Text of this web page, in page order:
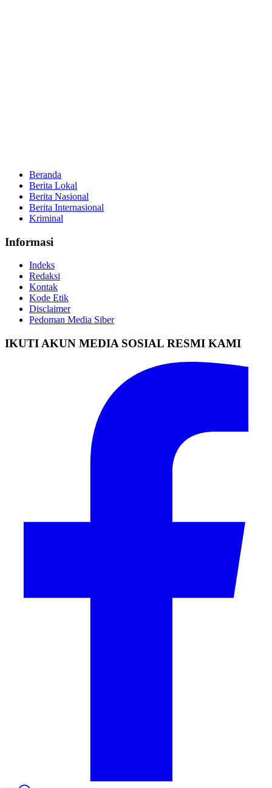
Beranda
Berita Lokal
Berita Nasional
Berita Internasional
Kriminal
Informasi
Indeks
Redaksi
Kontak
Kode Etik
Disclaimer
Pedoman Media Siber
IKUTI AKUN MEDIA SOSIAL RESMI KAMI